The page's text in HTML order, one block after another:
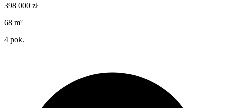
398 000 zł
68 m²
4 pok.